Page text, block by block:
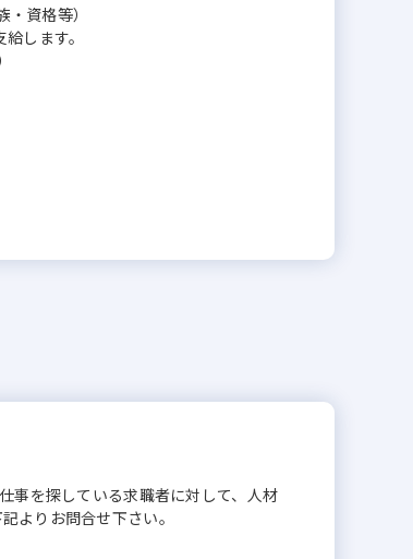
資格等）
します。
事を探している求職者に対して、人材
よりお問合せ下さい。